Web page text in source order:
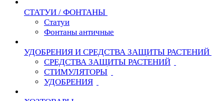
СТАТУИ / ФОНТАНЫ
Статуи
Фонтаны античные
УДОБРЕНИЯ И СРЕДСТВА ЗАЩИТЫ РАСТЕНИЙ
СРЕДСТВА ЗАЩИТЫ РАСТЕНИЙ
СТИМУЛЯТОРЫ
УДОБРЕНИЯ